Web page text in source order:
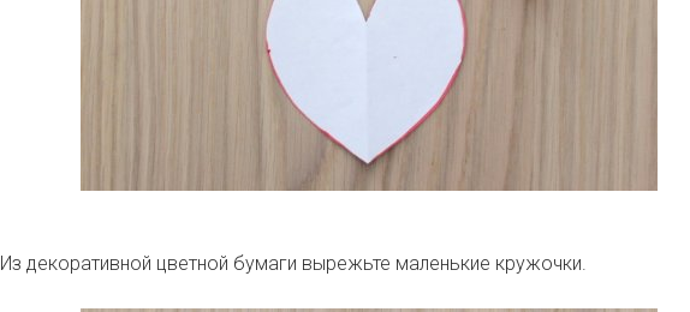
Из декоративной цветной бумаги вырежьте маленькие кружочки.